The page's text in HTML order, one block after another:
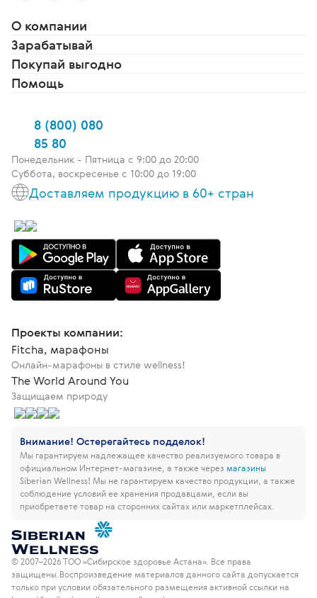
О компании
Зарабатывай
Покупай выгодно
Помощь
8 (800) 080
85 80
Понедельник - Пятница c 9:00 до 20:00
Суббота, воскресенье с 10:00 до 19:00
Доставляем продукцию в 60+ стран
Проекты компании:
Fitcha, марафоны
Онлайн-марафоны в стиле wellness!
The World Around You
Защищаем природу
Внимание! Остерегайтесь подделок!
Мы гарантируем надлежащее качество реализуемого товара в
официальном Интернет-магазине, а также через магазины
Siberian Wellness! Мы не гарантируем качество продукции, а также
соблюдение условий ее хранения продавцами, если вы
приобретаете товар на сторонних сайтах или маркетплейсах.
© 2007–2026 ТОО «Сибирское здоровье Астана». Все права
защищены. Воспроизведение материалов данного сайта допускается
только при условии обязательного размещения активной ссылки на